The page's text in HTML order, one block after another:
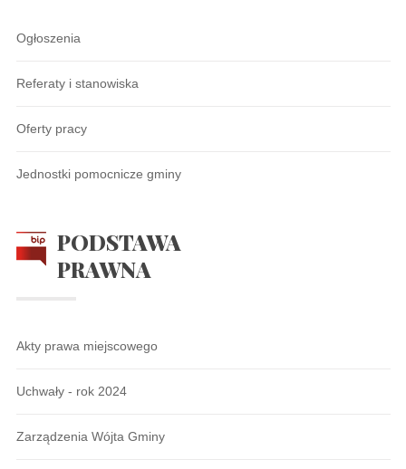
Ogłoszenia
Referaty i stanowiska
Oferty pracy
Jednostki pomocnicze gminy
PODSTAWA
PRAWNA
Akty prawa miejscowego
Uchwały - rok 2024
Zarządzenia Wójta Gminy